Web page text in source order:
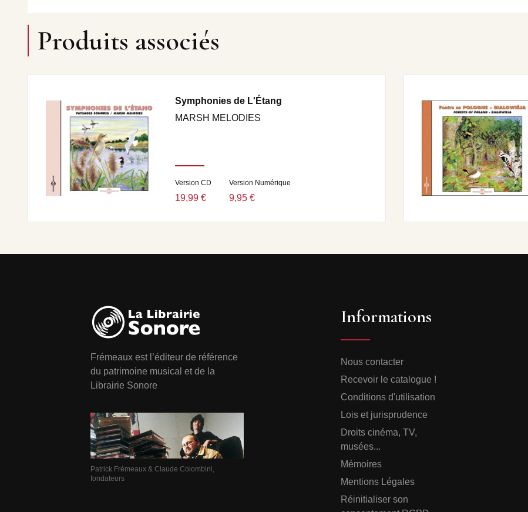
Produits associés
Symphonies de L'Étang
MARSH MELODIES
Version CD
19,99 €
Version Numérique
9,95 €
Frémeaux est l’éditeur de référence
du patrimoine musical et de la
Librairie Sonore
Patrick Frémeaux & Claude Colombini,
fondateurs
Informations
Nous contacter
Recevoir le catalogue !
Conditions d'utilisation
Lois et jurisprudence
Droits cinéma, TV,
musées...
Mémoires
Mentions Légales
Réinitialiser son